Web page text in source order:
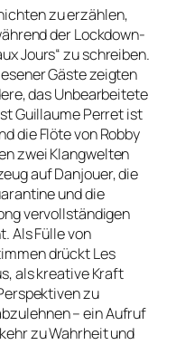
zu erzählen,
der Lockdown-
Jours“ zu schreiben.
Gäste zeigten
das Unbearbeitete
Guillaume Perret ist
die Flöte von Robby
zwei Klangwelten
auf Danjouer, die
und die
vervollständigen
Als Fülle von
drückt Les
als kreative Kraft
zu
– ein Aufruf
zu Wahrheit und